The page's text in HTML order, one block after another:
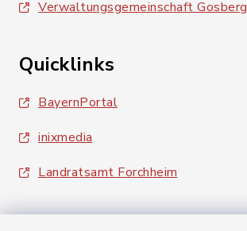
Verwaltungsgemeinschaft Gosberg
Quicklinks
BayernPortal
inixmedia
Landratsamt Forchheim